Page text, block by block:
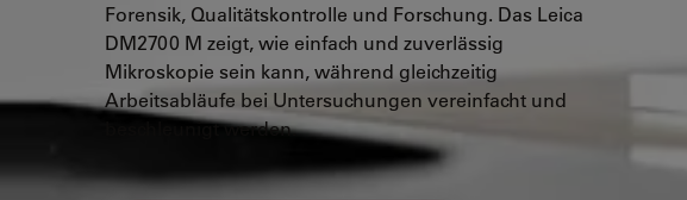
Forensik, Qualitätskontrolle und Forschung. Das Leica
DM2700 M zeigt, wie einfach und zuverlässig
Mikroskopie sein kann, während gleichzeitig
Arbeitsabläufe bei Untersuchungen vereinfacht und
beschleunigt werden.